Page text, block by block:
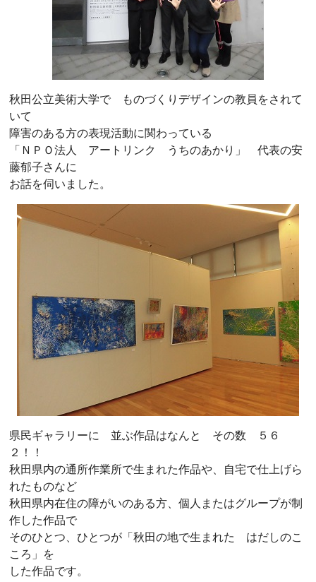
秋田公立美術大学で ものづくりデザインの教員をされて
いて
障害のある方の表現活動に関わっている
「ＮＰＯ法人 アートリンク うちのあかり」 代表の安
藤郁子さんに
お話を伺いました。
県民ギャラリーに 並ぶ作品はなんと その数 ５６
２！！
秋田県内の通所作業所で生まれた作品や、自宅で仕上げら
れたものなど
秋田県内在住の障がいのある方、個人またはグループが制
作した作品で
そのひとつ、ひとつが「秋田の地で生まれた はだしのこ
ころ」を
した作品です。